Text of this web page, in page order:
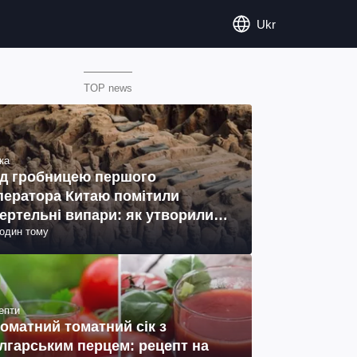
Ukr
TOP news
гробницею першого
Китаю помітили
випари: як утворились
тому
томатний сік з
перцем: рецепт на